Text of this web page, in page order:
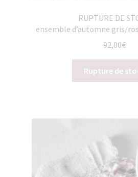
RUPTURE DE
ensemble d’automne gris/
92,00€
Rupture de